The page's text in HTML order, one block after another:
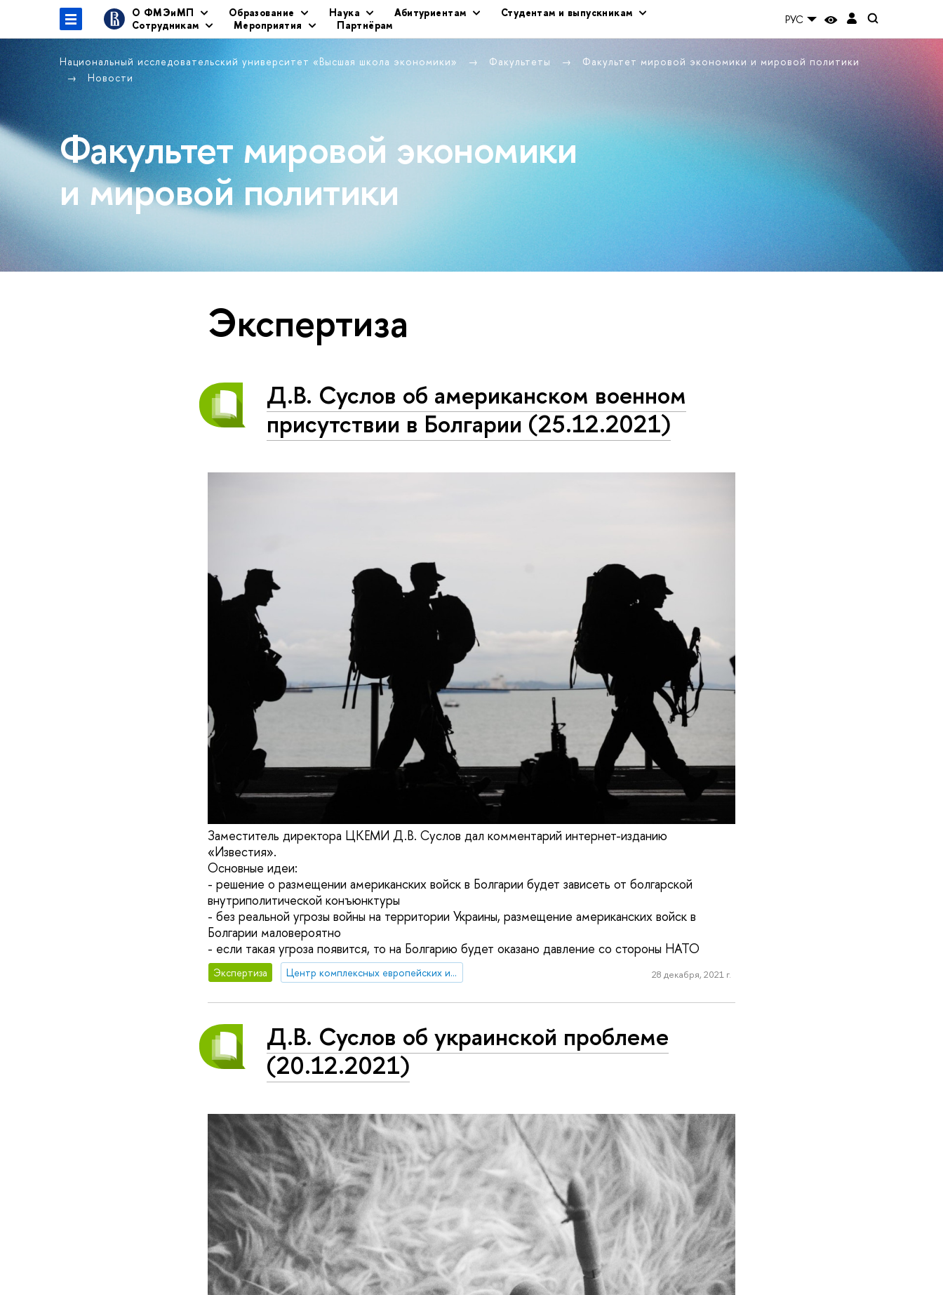
О ФМЭиМП Образование Наука Абитуриентам
Студентам и выпускникам
Сотрудникам
Мероприятия Партнёрам РУС
Национальный исследовательский университет «Высшая школа экономики» Факультеты
Факультет мировой экономики и мировой политики
Новости
Факультет мировой экономики
и мировой политики
Экспертиза
Д.В. Суслов об американском военном
присутствии в Болгарии (25.12.2021)
Заместитель директора ЦКЕМИ Д.В. Суслов дал комментарий интернет-изданию
«Известия».
Основные идеи:
- решение о размещении американских войск в Болгарии будет зависеть от болгарской
внутриполитической конъюнктуры
- без реальной угрозы войны на территории Украины, размещение американских войск в
Болгарии маловероятно
- если такая угроза появится, то на Болгарию будет оказано давление со стороны НАТО
Экспертиза Центр комплексных европейских и международных исследований (ЦКЕМИ) 28 декабря, 2021 г.
Д.В. Суслов об украинской проблеме
(20.12.2021)